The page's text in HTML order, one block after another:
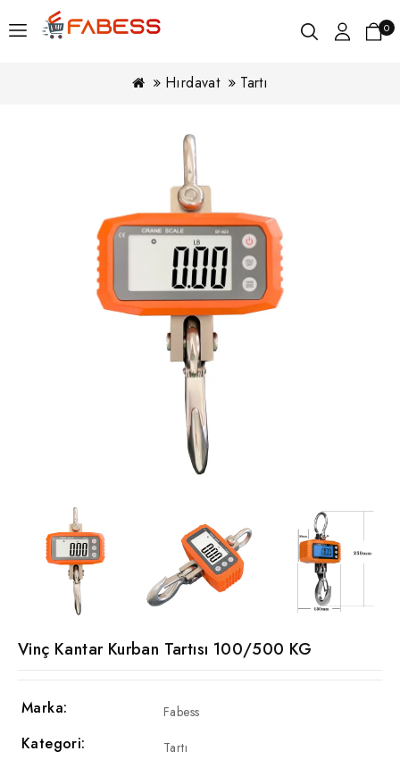
0
Hırdavat Tartı
Vinç Kantar Kurban Tartısı 100/500 KG
Marka: Fabess
Kategori: Tartı